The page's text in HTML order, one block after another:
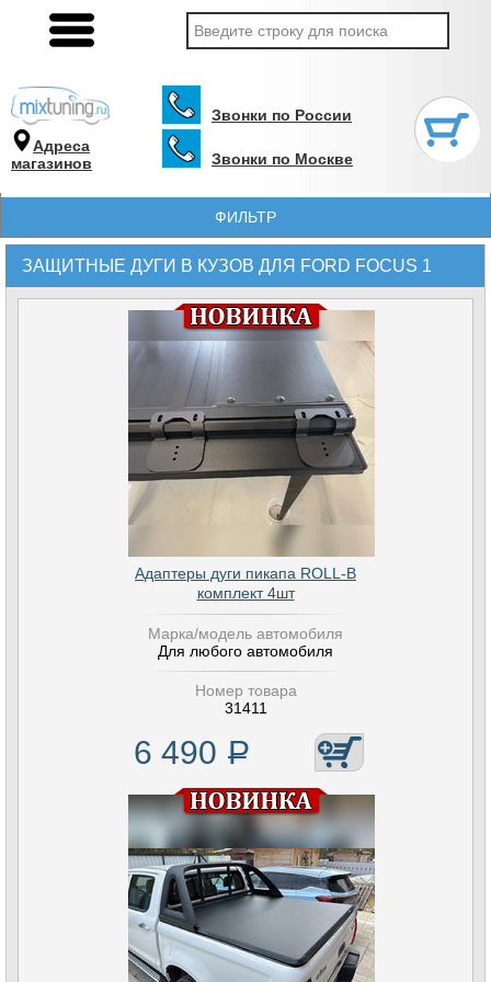
Адреса
магазинов
Звонки по России
Звонки по Москве
ФИЛЬТР
ЗАЩИТНЫЕ ДУГИ В КУЗОВ ДЛЯ FORD FOCUS 1
Адаптеры дуги пикапа ROLL-B
комплект 4шт
Марка/модель автомобиля
Для любого автомобиля
Номер товара
31411
6 490 Р